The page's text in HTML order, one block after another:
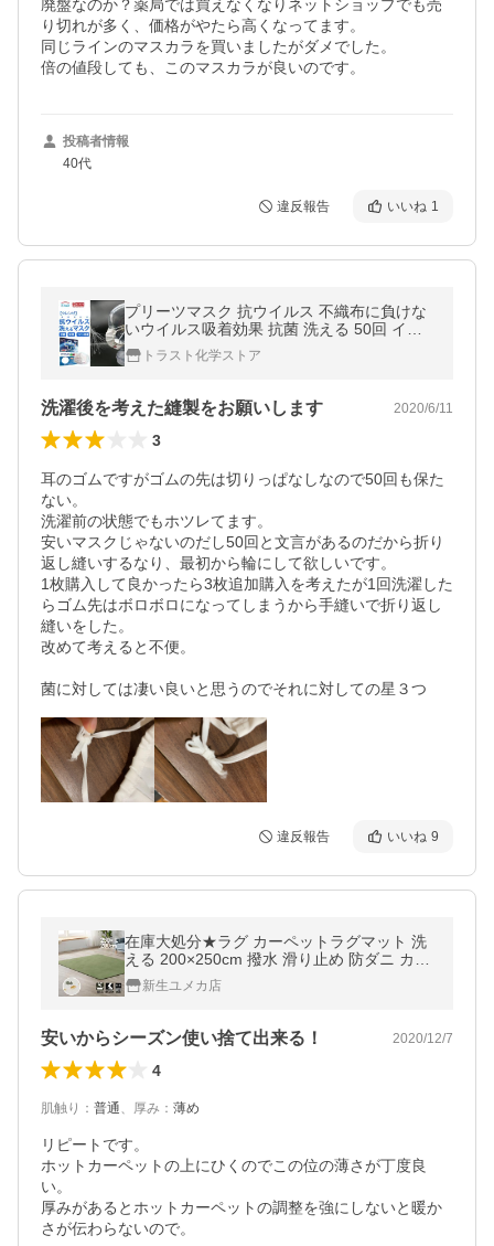
廃盤なのか？薬局では買えなくなりネットショップでも売
り切れが多く、価格がやたら高くなってます。
同じラインのマスカラを買いましたがダメでした。
倍の値段しても、このマスカラが良いのです。
投稿者情報
40代
違反報告 いいね 1
プリーツマスク 抗ウイルス 不織布に負けな
いウイルス吸着効果 抗菌 洗える 50回 イー
タック Etak クレンゼ イオン 医療機関採用
呼吸しやすい 1枚 日本製
トラスト化学ストア
洗濯後を考えた縫製をお願いします 2020/6/11
3
耳のゴムですがゴムの先は切りっぱなしなので50回も保た
ない。
洗濯前の状態でもホツレてます。
安いマスクじゃないのだし50回と文言があるのだから折り
返し縫いするなり、最初から輪にして欲しいです。
1枚購入して良かったら3枚追加購入を考えたが1回洗濯した
らゴム先はボロボロになってしまうから手縫いで折り返し
縫いをした。
改めて考えると不便。
菌に対しては凄い良いと思うのでそれに対しての星３つ
違反報告 いいね 9
在庫大処分★ラグ カーペットラグマット 洗
える 200×250cm 撥水 滑り止め 防ダニ カー
ペット おしゃれ 北欧 床暖房対応
新生ユメカ店
安いからシーズン使い捨て出来る！ 2020/12/7
4
肌触り ： 普通、 厚み ： 薄め
リピートです。
ホットカーペットの上にひくのでこの位の薄さが丁度良
い。
厚みがあるとホットカーペットの調整を強にしないと暖か
さが伝わらないので。